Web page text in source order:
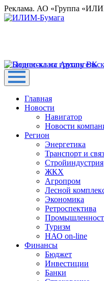
Реклама. АО «Группа
Главная
Новости
Навигатор
Новости
Регион
Энергетика
Транспорт и
Стройиндустрия
ЖКХ
Агропром
Лесной
Экономика
Ретроспектива
Туризм
НАО on-line
Финансы
Бюджет
Инвестиции
Банки